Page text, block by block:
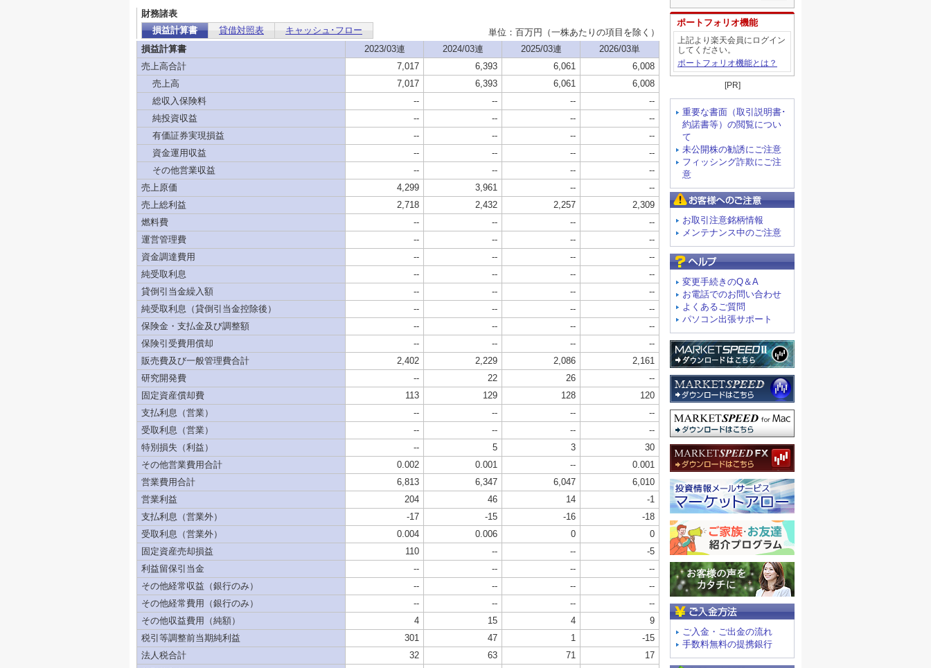
ポートフォリオ機能
上記より楽天会員にログイン
してください。
ポートフォリオ機能とは？
[PR]
重要な書面（取引説明書･
約諾書等）の閲覧につい
て
未公開株の勧誘にご注意
フィッシング詐欺にご注
意
お取引注意銘柄情報
メンテナンス中のご注意
変更手続きのQ＆A
お電話でのお問い合わせ
よくあるご質問
パソコン出張サポート
ご入金・ご出金の流れ
手数料無料の提携銀行